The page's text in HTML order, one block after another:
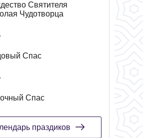
Святителя
Чудотворца
Спас
Спас
праздиков